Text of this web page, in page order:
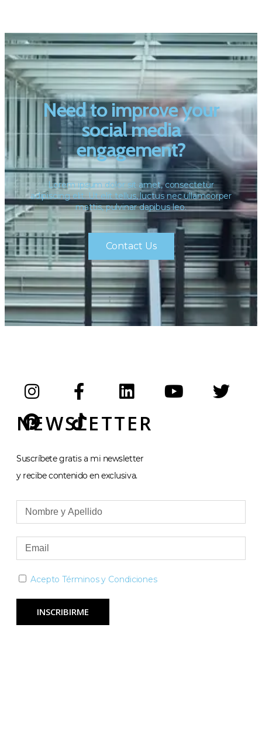
Need to improve your
social media
engagement?
Lorem ipsum dolor sit amet, consectetur
adipiscing elit. Ut elit tellus, luctus nec ullamcorper
mattis, pulvinar dapibus leo.
Contact Us
NEWSLETTER
Suscríbete gratis a mi newsletter
y recibe contenido en exclusiva.
Acepto Términos y Condiciones
INSCRIBIRME